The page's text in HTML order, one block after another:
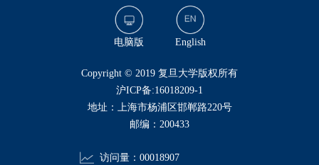
电脑版 English
​Copyright © 2019 复旦大学版权所有
沪ICP备:16018209-1
地址：上海市杨浦区邯郸路220号
邮编：200433
访问量： 00018907